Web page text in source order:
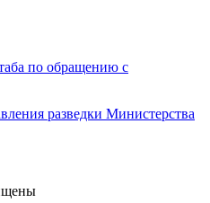
по обращению с
разведки Министерства